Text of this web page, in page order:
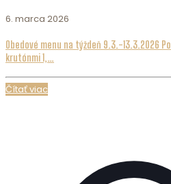
6. marca 2026
Obedové menu na týždeň 9.3.-13.3.2026
krutónmi 1,…
Čítať viac